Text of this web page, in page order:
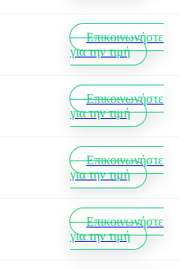
Επικοινωνήστε
για την τιμή
Επικοινωνήστε
για την τιμή
Επικοινωνήστε
για την τιμή
Επικοινωνήστε
για την τιμή